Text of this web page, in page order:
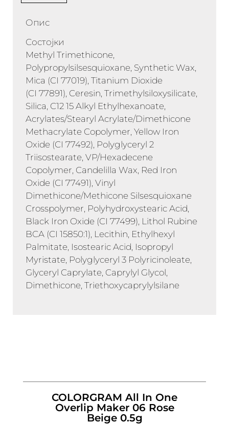
Опис
Состојки
Methyl Trimethicone,
Polypropylsilsesquioxane, Synthetic Wax,
Mica (CI 77019), Titanium Dioxide
(CI 77891), Ceresin, Trimethylsiloxysilicate,
Silica, C12 15 Alkyl Ethylhexanoate,
Acrylates/Stearyl Acrylate/Dimethicone
Methacrylate Copolymer, Yellow Iron
Oxide (CI 77492), Polyglyceryl 2
Triisostearate, VP/Hexadecene
Copolymer, Candelilla Wax, Red Iron
Oxide (CI 77491), Vinyl
Dimethicone/Methicone Silsesquioxane
Crosspolymer, Polyhydroxystearic Acid,
Black Iron Oxide (CI 77499), Lithol Rubine
BCA (CI 15850:1), Lecithin, Ethylhexyl
Palmitate, Isostearic Acid, Isopropyl
Myristate, Polyglyceryl 3 Polyricinoleate,
Glyceryl Caprylate, Caprylyl Glycol,
Dimethicone, Triethoxycaprylylsilane
COLORGRAM All In One
Overlip Maker 06 Rose
Beige 0.5g